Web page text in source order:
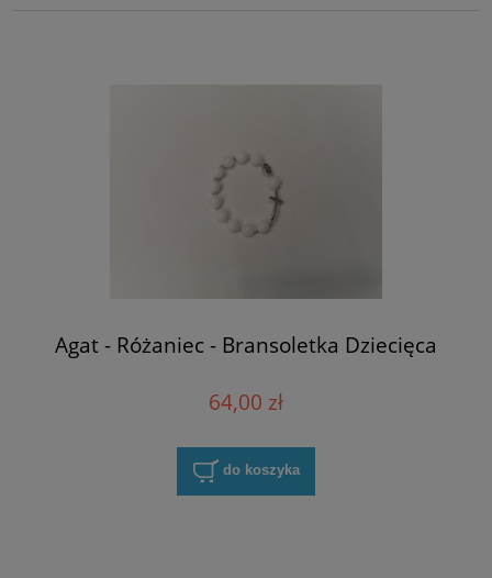
Agat - Różaniec - Bransoletka Dziecięca
64,00 zł
do koszyka